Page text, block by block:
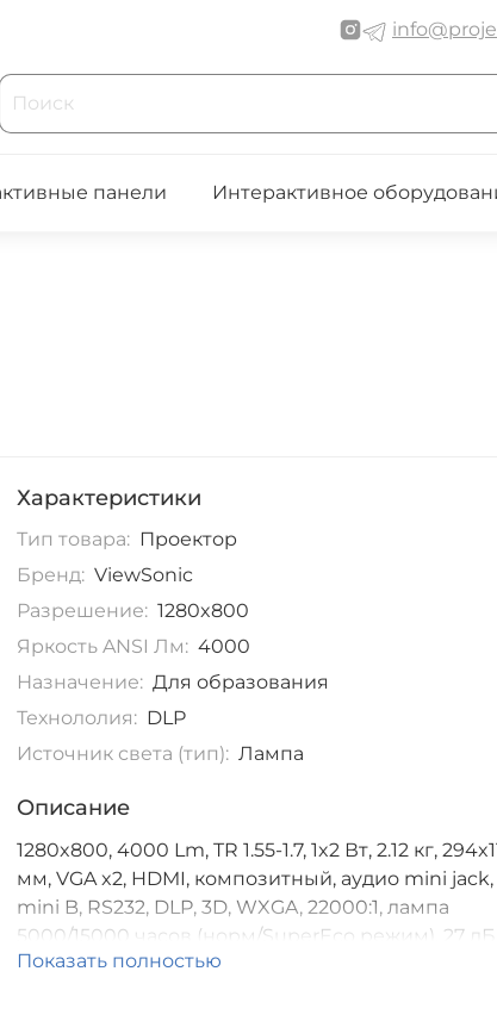
панели Интерактивное
Характеристики
Тип товара: Проектор
Бренд: ViewSonic
Разрешение: 1280x800
Яркость ANSI Лм: 4000
Назначение: Для образования
Технололия: DLP
Источник света (тип): Лампа
Описание
1280x800, 4000 Lm, TR 1.55-1.7, 1x2 Вт, 2.12 кг,
мм, VGA x2, HDMI, композитный, аудио mini jack,
mini B, RS232, DLP, 3D, WXGA, 22000:1, лампа
5000/15000 часов (норм/SuperEco режим), 27 дБ
Показать полностью